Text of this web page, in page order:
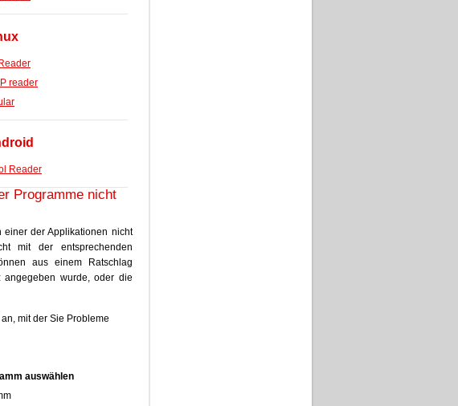
reader
Reader
Programme nicht
einer der Applikationen nicht
mit der entsprechenden
aus einem Ratschlag
wurde, oder die
an, mit der Sie Probleme
auswählen